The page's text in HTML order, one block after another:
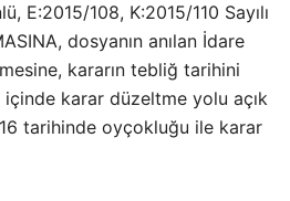
E:2015/108, K:2015/110 Sayılı
dosyanın anılan İdare
kararın tebliğ tarihini
karar düzeltme yolu açık
tarihinde oyçokluğu ile karar